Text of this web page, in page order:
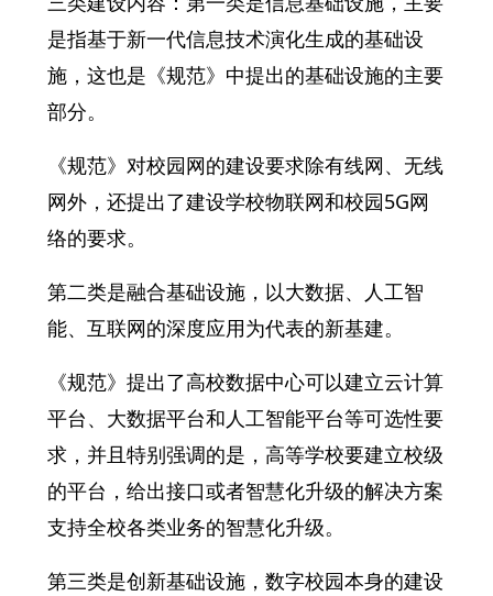
是指基于新一代信息技术演化生成的基础设
施，这也是《规范》中提出的基础设施的主要
部分。
《规范》对校园网的建设要求除有线网、无线
网外，还提出了建设学校物联网和校园5G网
络的要求。
第二类是融合基础设施，以大数据、人工智
能、互联网的深度应用为代表的新基建。
《规范》提出了高校数据中心可以建立云计算
平台、大数据平台和人工智能平台等可选性要
求，并且特别强调的是，高等学校要建立校级
的平台，给出接口或者智慧化升级的解决方案
支持全校各类业务的智慧化升级。
第三类是创新基础设施，数字校园本身的建设